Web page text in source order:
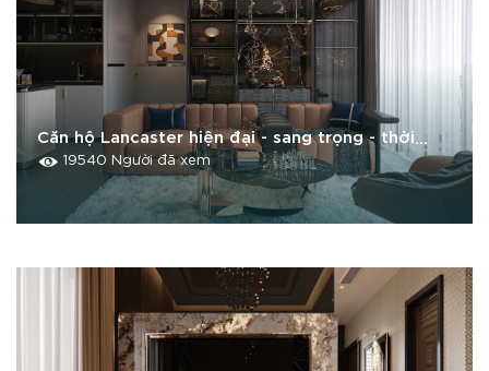
Căn hộ Lancaster hiện đại - sang trọng - thời
thượng
19540 Người đã xem